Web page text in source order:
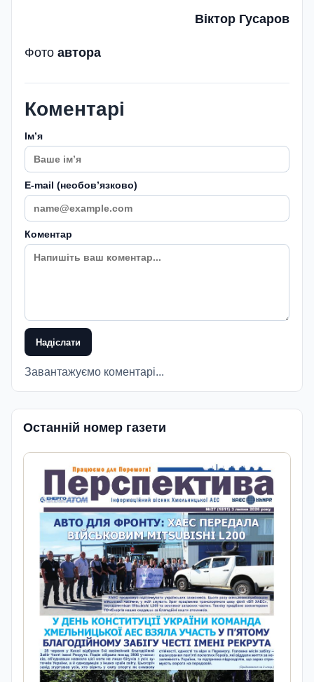
Віктор Гусаров
Фото автора
Коментарі
Імʼя
E-mail (необовʼязково)
Коментар
Надіслати
Завантажуємо коментарі...
Останній номер газети